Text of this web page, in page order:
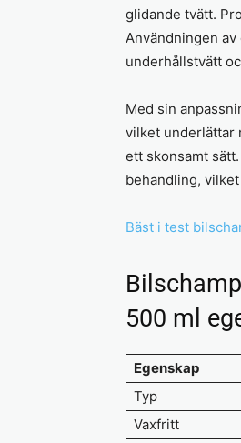
glidande tvätt.
Användningen
underhållstvätt
Med sin
vilket underlättar
ett skonsamt
behandling,
Bäst i test
500 ml
Egenskap
Typ
Vaxfritt